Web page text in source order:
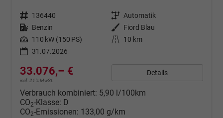
Fahrzeugnr. 136440 Getriebe Automatik
Kraftstoff Benzin Außenfarbe Fiord Blau
Leistung 110 kW (150 PS) Kilometerstand
10 km
31.07.2026
33.076,– €
incl. 21% MwSt.
Details
Verbrauch kombiniert: 5,90 l/100km
CO2-Klasse: D
CO2-Emissionen: 133,00 g/km